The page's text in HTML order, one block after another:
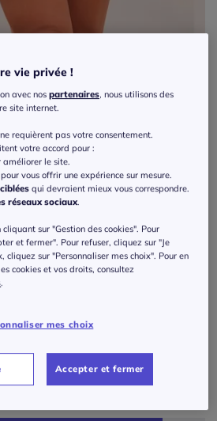
florale avec short
4.3/ 5- 7avis
une taille
Guide des tailles
vie privée !
avec nospartenaires, nous utilisons des
site internet.
requièrent pas votre consentement.
votre accord pour :
le site.
vous offrir une expérience sur mesure.
qui devraient mieux vous correspondre.
réseaux sociaux.
sur "Gestion des cookies". Pour
et fermer". Pour refuser, cliquez sur "Je
cliquez sur "Personnaliser mes choix". Pour en
cookies et vos droits, consultez
.
mes choix
Accepter et fermer